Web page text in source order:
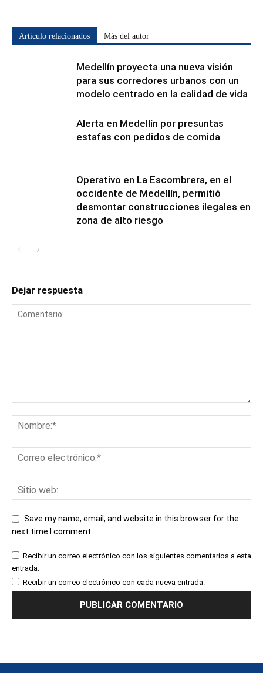
Artículo relacionados Más del autor
Medellín proyecta una nueva visión
para sus corredores urbanos con un
modelo centrado en la calidad de vida
Alerta en Medellín por presuntas
estafas con pedidos de comida
Operativo en La Escombrera, en el
occidente de Medellín, permitió
desmontar construcciones ilegales en
zona de alto riesgo
Dejar respuesta
Save my name, email, and website in this browser for the
next time I comment.
Recibir un correo electrónico con los siguientes comentarios a esta
entrada.
Recibir un correo electrónico con cada nueva entrada.